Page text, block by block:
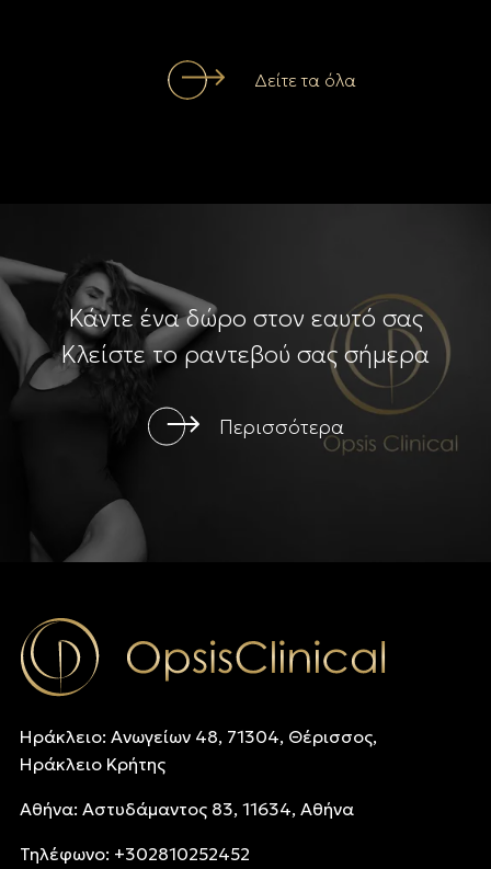
Δείτε τα όλα
Κάντε ένα δώρο στον εαυτό σας
Κλείστε το ραντεβού σας σήμερα
Περισσότερα
Ηράκλειο: Ανωγείων 48, 71304, Θέρισσος,
Ηράκλειο Κρήτης
Αθήνα: Αστυδάμαντος 83, 11634, Αθήνα
Τηλέφωνo: +302810252452